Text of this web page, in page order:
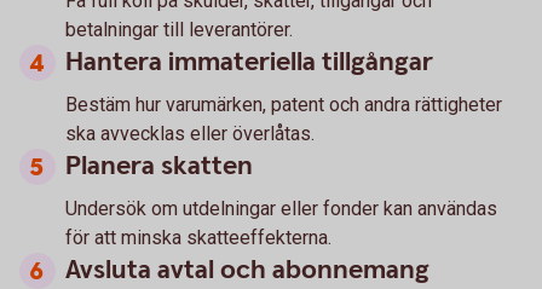
betalningar till leverantörer.
Hantera immateriella tillgångar
Bestäm hur varumärken, patent och andra rättigheter
ska avvecklas eller överlåtas.
Planera skatten
Undersök om utdelningar eller fonder kan användas
för att minska skatteeffekterna.
Avsluta avtal och abonnemang